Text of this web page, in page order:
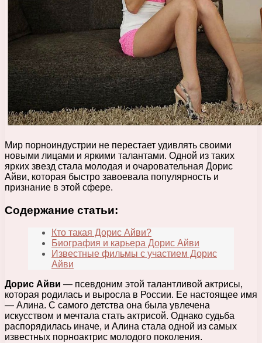
Мир порноиндустрии не перестает удивлять своими
новыми лицами и яркими талантами. Одной из таких
ярких звезд стала молодая и очаровательная Дорис
Айви, которая быстро завоевала популярность и
признание в этой сфере.
Содержание статьи:
Кто такая Дорис Айви?
Биография и карьера Дорис Айви
Известные фильмы с участием Дорис
Айви
Дорис Айви — псевдоним этой талантливой актрисы,
которая родилась и выросла в России. Ее настоящее имя
— Алина. С самого детства она была увлечена
искусством и мечтала стать актрисой. Однако судьба
распорядилась иначе, и Алина стала одной из самых
известных порноактрис молодого поколения.